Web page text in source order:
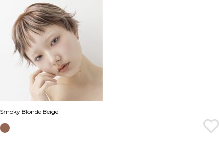
Smoky Blonde Beige